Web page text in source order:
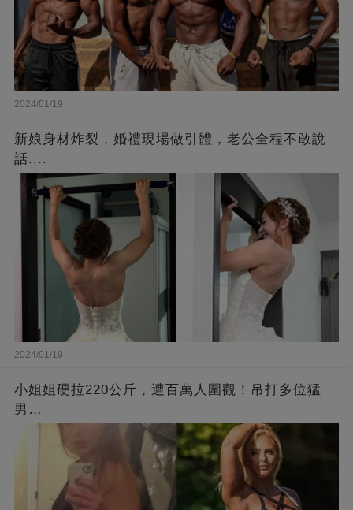
2024/01/19
新娘身材炸裂，婚禮現場做引體，老公全程不敢說
話....
2024/01/19
小姐姐硬拉220公斤，遭百萬人圍觀！吊打多位猛
男…